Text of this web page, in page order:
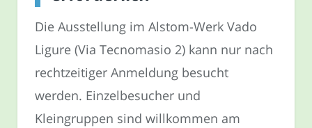
Die Ausstellung im Alstom-Werk Vado
Ligure (Via Tecnomasio 2) kann nur nach
rechtzeitiger Anmeldung besucht
werden. Einzelbesucher und
Kleingruppen sind willkommen am